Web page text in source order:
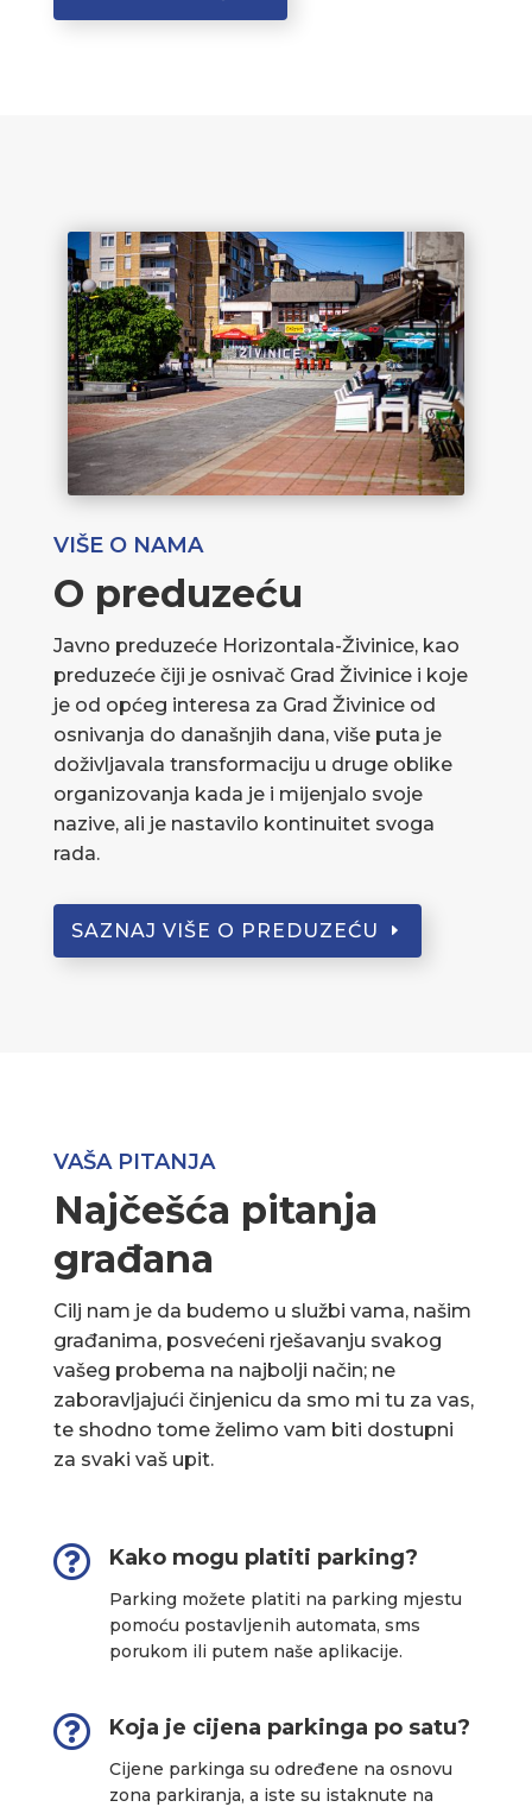
VIŠE O NAMA
O preduzeću
Javno preduzeće Horizontala-Živinice, kao
preduzeće čiji je osnivač Grad Živinice i koje
je od općeg interesa za Grad Živinice od
osnivanja do današnjih dana, više puta je
doživljavala transformaciju u druge oblike
organizovanja kada je i mijenjalo svoje
nazive, ali je nastavilo kontinuitet svoga
rada.
SAZNAJ VIŠE O PREDUZEĆU
VAŠA PITANJA
Najčešća pitanja
građana
Cilj nam je da budemo u službi vama, našim
građanima, posvećeni rješavanju svakog
vašeg probema na najbolji način; ne
zaboravljajući činjenicu da smo mi tu za vas,
te shodno tome želimo vam biti dostupni
za svaki vaš upit.
 Kako mogu platiti parking?
Parking možete platiti na parking mjestu
pomoću postavljenih automata, sms
porukom ili putem naše aplikacije.
 Koja je cijena parkinga po satu?
Cijene parkinga su određene na osnovu
zona parkiranja, a iste su istaknute na